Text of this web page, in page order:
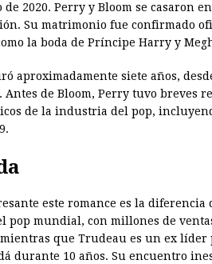
de 2020. Perry y Bloom se casaron
Su matrimonio fue confirmado
la boda de Príncipe Harry y
aproximadamente siete años,
de Bloom, Perry tuvo breves
de la industria del pop,
este romance es la diferencia
pop mundial, con millones de
que Trudeau es un ex líder
durante 10 años. Su encuentro